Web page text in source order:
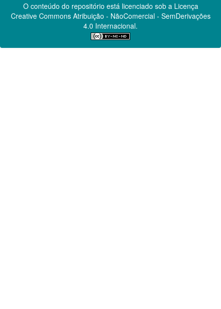
O conteúdo do repositório está licenciado sob a Licença
Creative CommonsAtribuição - NãoComercial - SemDerivações
4.0 Internacional.